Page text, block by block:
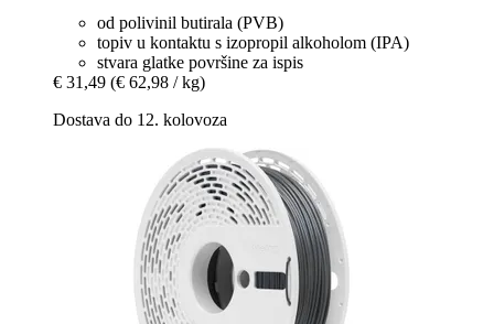
od polivinil butirala (PVB)
topiv u kontaktu s izopropil alkoholom (IPA)
stvara glatke površine za ispis
€ 31,49 (€ 62,98 / kg)
Dostava do 12. kolovoza